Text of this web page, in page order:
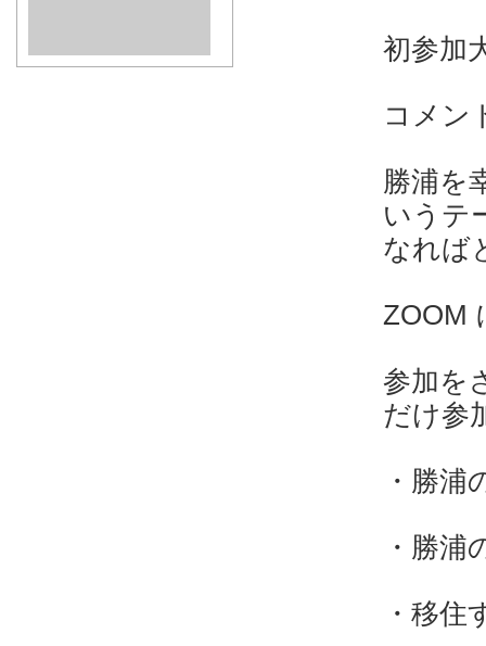
初参加
コメン
勝浦を
いうテ
なれば
ZOOM
参加を
だけ参
・勝浦
・勝浦
・移住